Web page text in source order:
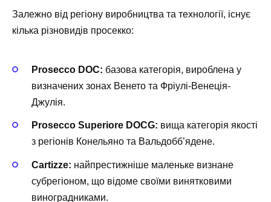
Залежно від регіону виробництва та технології, існує
кілька різновидів просекко:
Prosecco DOC: базова категорія, вироблена у
визначених зонах Венето та Фріулі-Венеція-
Джулія.
Prosecco Superiore DOCG: вища категорія якості
з регіонів Конельяно та Вальдобб’ядене.
Cartizze: найпрестижніше маленьке визнане
субрегіоном, що відоме своїми винятковими
виноградниками.